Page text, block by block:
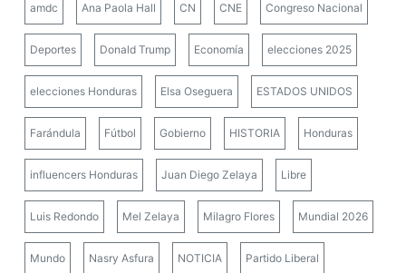
amdc Ana Paola Hall CN CNE Congreso Nacional
Deportes Donald Trump Economía elecciones 2025
elecciones Honduras Elsa Oseguera ESTADOS UNIDOS
Farándula Fútbol Gobierno HISTORIA Honduras
influencers Honduras Juan Diego Zelaya Libre
Luis Redondo Mel Zelaya Milagro Flores Mundial 2026
Mundo Nasry Asfura NOTICIA Partido Liberal